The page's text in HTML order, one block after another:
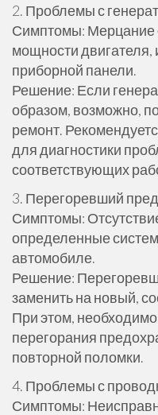
2. Проблемы с
Симптомы: Мерцание
мощности двигателя,
приборной панели.
Решение: Если
образом, возможно,
ремонт.
для диагностики
соответствующих
3. Перегоревший
Симптомы:
определенные
автомобиле.
Решение:
заменить на новый,
При этом,
перегорания
повторной поломки.
4. Проблемы с
Симптомы: